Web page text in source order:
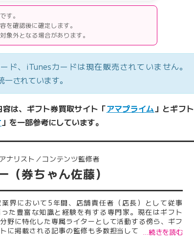
す。
を確認後に確定します。
象外となる場合があります。
ド、iTunesカードは現在販売されていません。
されています。
は、ギフト券買取サイト「アマプライム 」とギフト
」を一部参考にしています。
ナリスト／コンテンツ監修者
（券ちゃん佐藤）
界において5年間、店舗責任者（店長）として従事
た豊富な知識と経験を有する専門家。現在はギフト
野に特化した専属ライターとして活動する傍ら、ギフ
に掲載される記事の監修も多数担当している。これま
…続きを読む